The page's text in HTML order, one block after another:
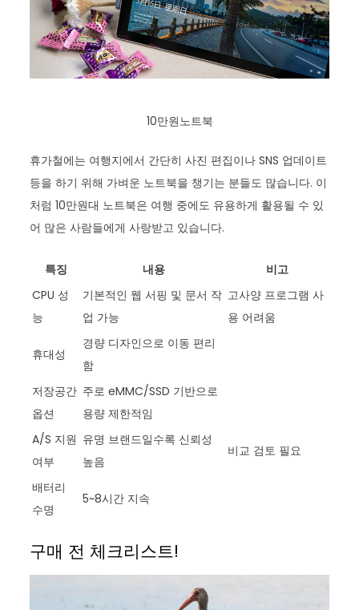
10만원노트북
휴가철에는 여행지에서 간단히 사진 편집이나 SNS 업데이트
등을 하기 위해 가벼운 노트북을 챙기는 분들도 많습니다. 이
처럼 10만원대 노트북은 여행 중에도 유용하게 활용될 수 있
어 많은 사람들에게 사랑받고 있습니다.
특징 내용
비고
CPU 성
능
기본적인 웹 서핑 및 문서 작
업 가능
고사양 프로그램 사
용 어려움
휴대성
경량 디자인으로 이동 편리
함
저장공간
옵션
주로 eMMC/SSD 기반으로
용량 제한적임
A/S 지원
여부
유명 브랜드일수록 신뢰성
높음
비교 검토 필요
배터리
수명
5~8시간 지속
구매 전 체크리스트!